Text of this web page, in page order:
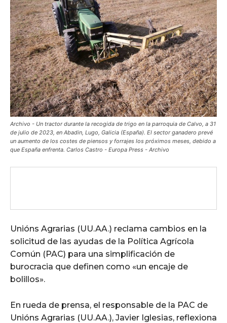
Archivo - Un tractor durante la recogida de trigo en la parroquia de Calvo, a 31
de julio de 2023, en Abadin, Lugo, Galicia (España). El sector ganadero prevé
un aumento de los costes de piensos y forrajes los próximos meses, debido a
que España enfrenta. Carlos Castro - Europa Press - Archivo
Unións Agrarias (UU.AA.) reclama cambios en la
solicitud de las ayudas de la Política Agrícola
Común (PAC) para una simplificación de
burocracia que definen como «un encaje de
bolillos».
En rueda de prensa, el responsable de la PAC de
Unións Agrarias (UU.AA.), Javier Iglesias, reflexiona